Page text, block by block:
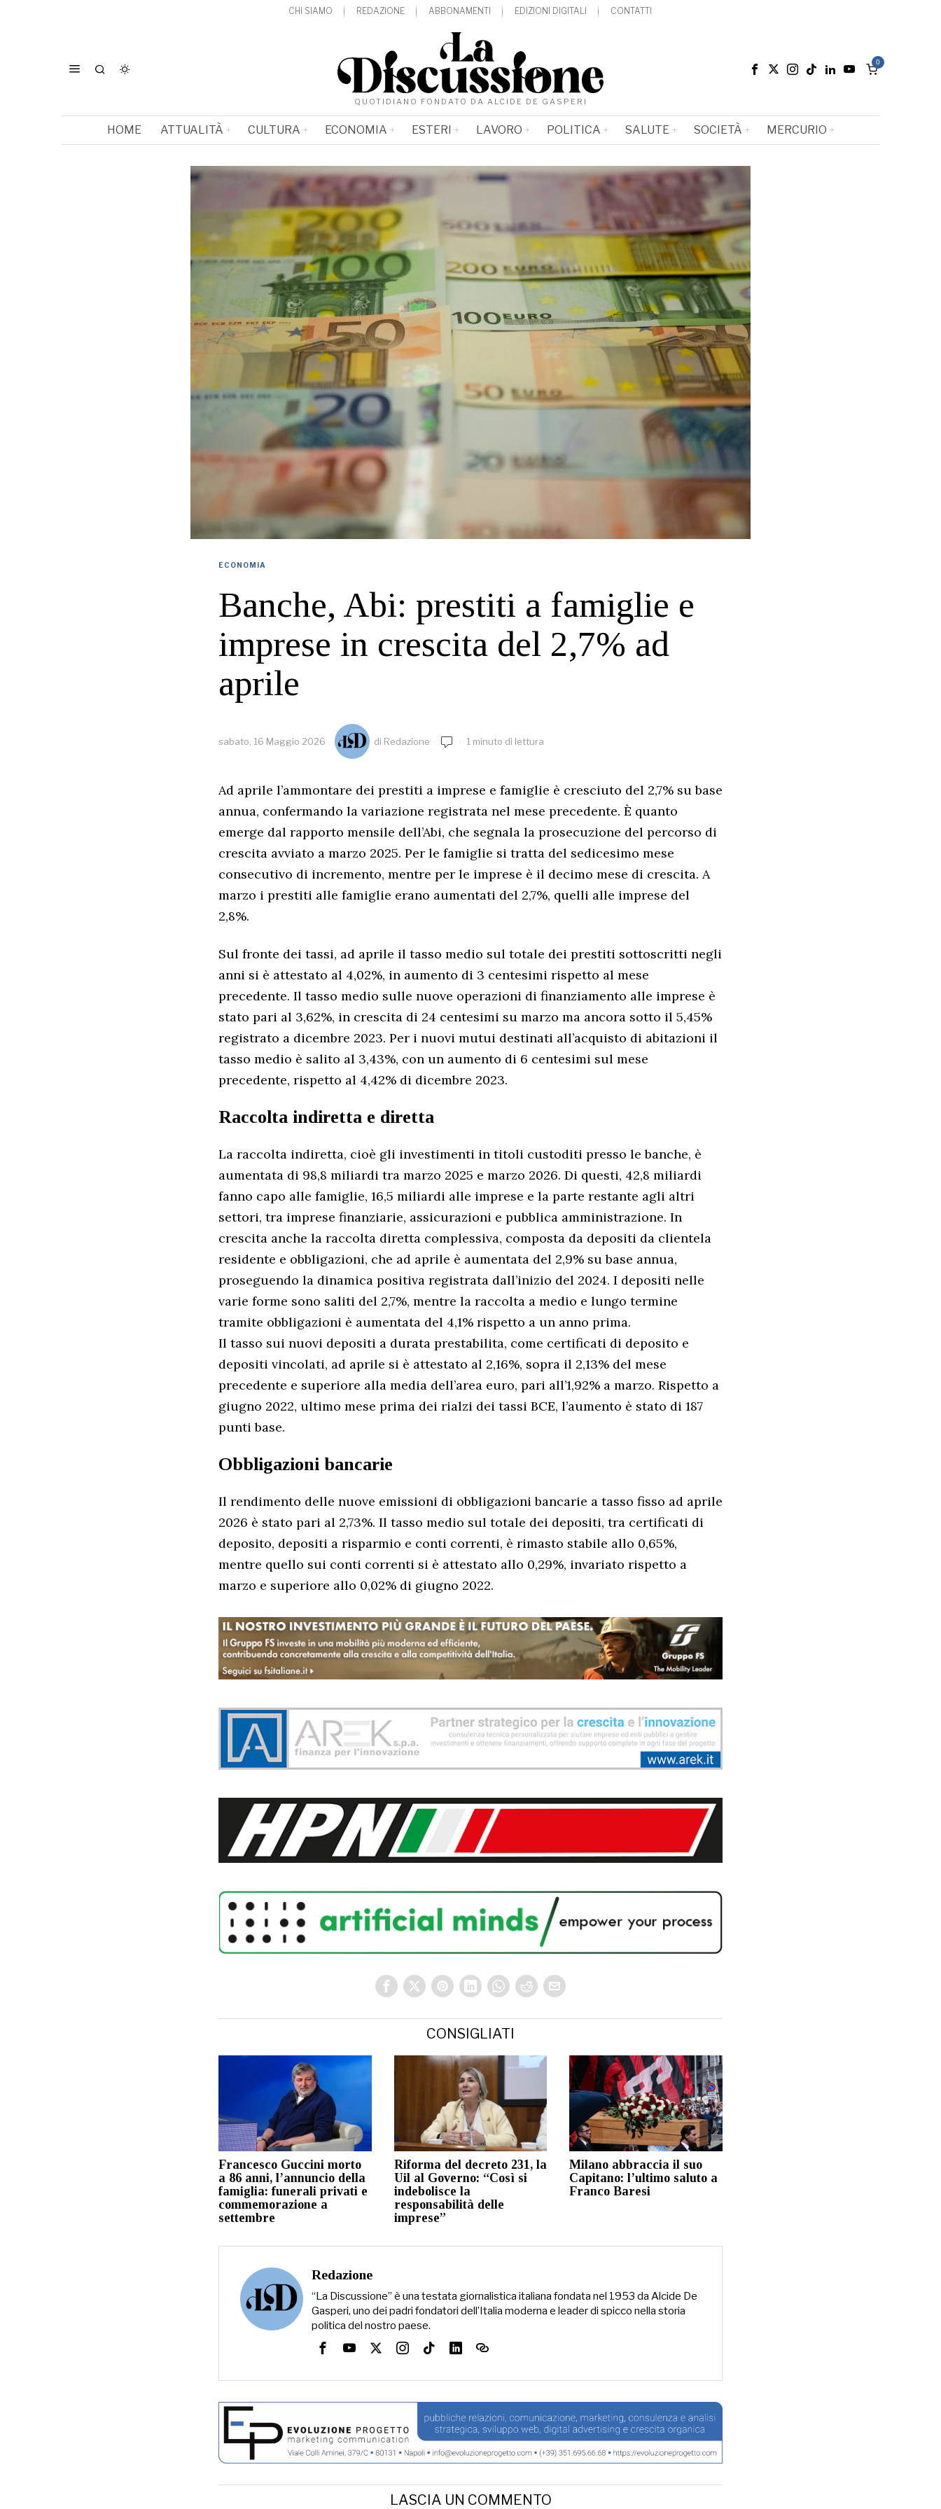
CHI SIAMO REDAZIONE ABBONAMENTI EDIZIONI DIGITALI CONTATTI
QUOTIDIANO FONDATO DA ALCIDE DE GASPERI
0
HOME ATTUALITÀ CULTURA ECONOMIA ESTERI LAVORO POLITICA SALUTE SOCIETÀ MERCURIO
ECONOMIA
Banche, Abi: prestiti a famiglie e
imprese in crescita del 2,7% ad
aprile
sabato, 16 Maggio 2026 di Redazione 1 minuto di lettura
Ad aprile l’ammontare dei prestiti a imprese e famiglie è cresciuto del 2,7% su base
annua, confermando la variazione registrata nel mese precedente. È quanto
emerge dal rapporto mensile dell’Abi, che segnala la prosecuzione del percorso di
crescita avviato a marzo 2025. Per le famiglie si tratta del sedicesimo mese
consecutivo di incremento, mentre per le imprese è il decimo mese di crescita. A
marzo i prestiti alle famiglie erano aumentati del 2,7%, quelli alle imprese del
2,8%.
Sul fronte dei tassi, ad aprile il tasso medio sul totale dei prestiti sottoscritti negli
anni si è attestato al 4,02%, in aumento di 3 centesimi rispetto al mese
precedente. Il tasso medio sulle nuove operazioni di finanziamento alle imprese è
stato pari al 3,62%, in crescita di 24 centesimi su marzo ma ancora sotto il 5,45%
registrato a dicembre 2023. Per i nuovi mutui destinati all’acquisto di abitazioni il
tasso medio è salito al 3,43%, con un aumento di 6 centesimi sul mese
precedente, rispetto al 4,42% di dicembre 2023.
Raccolta indiretta e diretta
La raccolta indiretta, cioè gli investimenti in titoli custoditi presso le banche, è
aumentata di 98,8 miliardi tra marzo 2025 e marzo 2026. Di questi, 42,8 miliardi
fanno capo alle famiglie, 16,5 miliardi alle imprese e la parte restante agli altri
settori, tra imprese finanziarie, assicurazioni e pubblica amministrazione. In
crescita anche la raccolta diretta complessiva, composta da depositi da clientela
residente e obbligazioni, che ad aprile è aumentata del 2,9% su base annua,
proseguendo la dinamica positiva registrata dall’inizio del 2024. I depositi nelle
varie forme sono saliti del 2,7%, mentre la raccolta a medio e lungo termine
tramite obbligazioni è aumentata del 4,1% rispetto a un anno prima.
Il tasso sui nuovi depositi a durata prestabilita, come certificati di deposito e
depositi vincolati, ad aprile si è attestato al 2,16%, sopra il 2,13% del mese
precedente e superiore alla media dell’area euro, pari all’1,92% a marzo. Rispetto a
giugno 2022, ultimo mese prima dei rialzi dei tassi BCE, l’aumento è stato di 187
punti base.
Obbligazioni bancarie
Il rendimento delle nuove emissioni di obbligazioni bancarie a tasso fisso ad aprile
2026 è stato pari al 2,73%. Il tasso medio sul totale dei depositi, tra certificati di
deposito, depositi a risparmio e conti correnti, è rimasto stabile allo 0,65%,
mentre quello sui conti correnti si è attestato allo 0,29%, invariato rispetto a
marzo e superiore allo 0,02% di giugno 2022.
CONSIGLIATI
Francesco Guccini morto
a 86 anni, l’annuncio della
famiglia: funerali privati e
commemorazione a
settembre
Riforma del decreto 231, la
Uil al Governo: “Così si
indebolisce la
responsabilità delle
imprese”
Milano abbraccia il suo
Capitano: l’ultimo saluto a
Franco Baresi
Redazione
“La Discussione” è una testata giornalistica italiana fondata nel 1953 da Alcide De
Gasperi, uno dei padri fondatori dell’Italia moderna e leader di spicco nella storia
politica del nostro paese.
LASCIA UN COMMENTO